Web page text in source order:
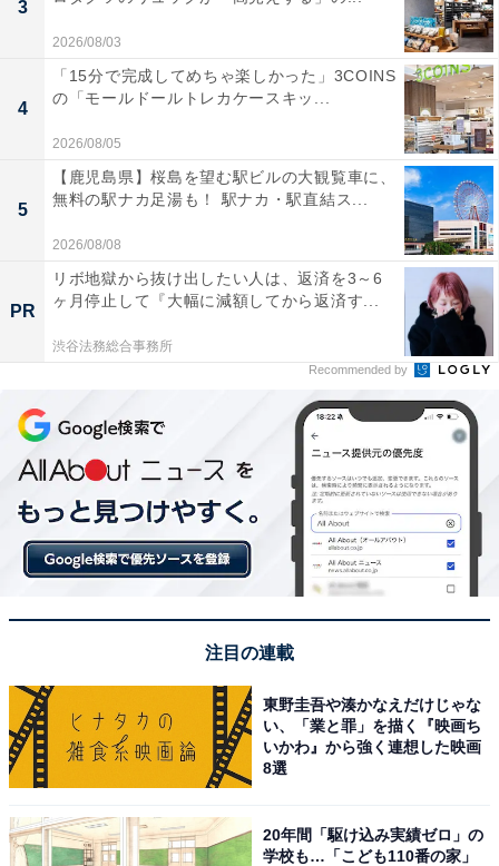
チェックアウト：11:00
※プランにより時間が異なる可能性があります
【三重県の人気ホテル】「志摩観光ホテル ザ
クラシック」は英虞湾の絶景と伝統が息づく
迎賓館
「アクアイグニス 片岡温泉」は癒やしと食が融合
した極上の総合リゾート
3
2026/08/03
4
「15分で完成してめちゃ楽しかった」3COINS
の「モールドールトレカケースキッ...
2026/08/05
5
【鹿児島県】桜島を望む駅ビルの大観覧車に、
無料の駅ナカ足湯も！ 駅ナカ・駅直結ス...
2026/08/08
PR
リボ地獄から抜け出したい人は、返済を3～6
ヶ月停止して『大幅に減額してから返済す...
渋谷法務総合事務所
Recommended by
注目の連載
東野圭吾や湊かなえだけじゃな
い、「業と罪」を描く『映画ち
いかわ』から強く連想した映画
8選
20年間「駆け込み実績ゼロ」の
学校も…「こども110番の家」